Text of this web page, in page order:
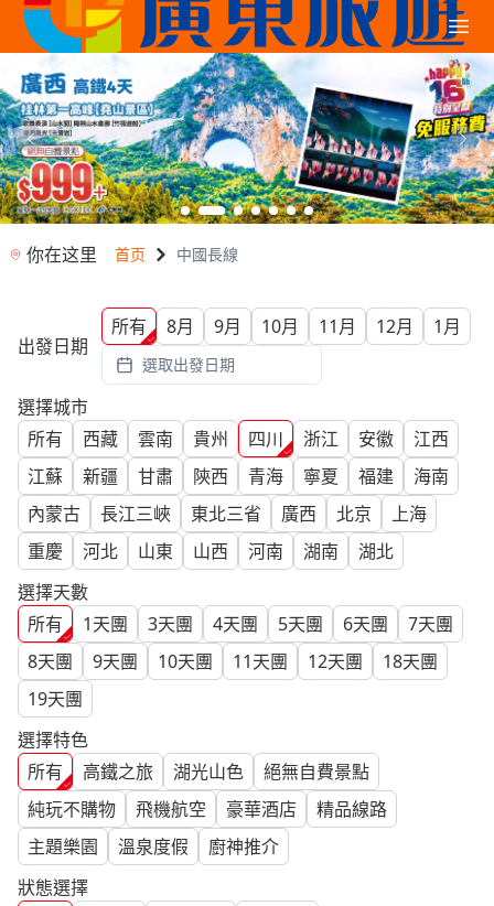
你在这里 首页 中國長線
出發日期
所有 8月 9月 10月 11月 12月 1月
選取出發日期
選擇城市
所有
西藏 雲南 貴州 四川 浙江 安徽
江西
江蘇
新疆 甘肅 陝西 青海 寧夏 福建
海南
內蒙古
長江三峽 東北三省 廣西 北京
上海
重慶
河北 山東 山西 河南 湖南
湖北
選擇天數
所有
1天團 3天團 4天團 5天團 6天團 7天團
8天團 9天團 10天團 11天團 12天團 18天團
19天團
選擇特色
所有
高鐵之旅 湖光山色
絕無自費景點
純玩不購物
飛機航空 豪華酒店
精品線路
主題樂園
溫泉度假
廚神推介
狀態選擇